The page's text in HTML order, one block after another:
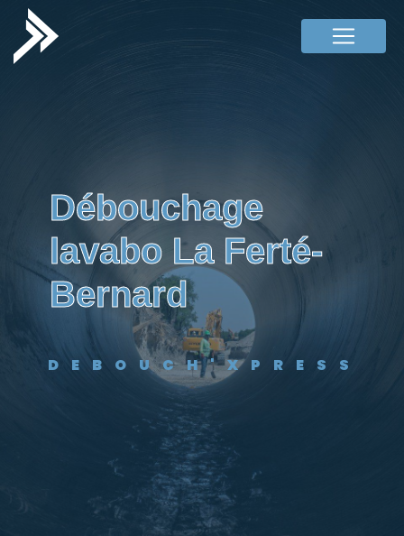
débouchage
lavabo La Ferté-
Bernard
DEBOUCH'XPRESS
Panneau de gestion des cookies